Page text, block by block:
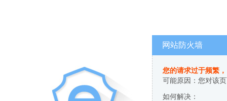
网站防火墙
您的请求过于频繁
可能原因：您对该
如何解决：